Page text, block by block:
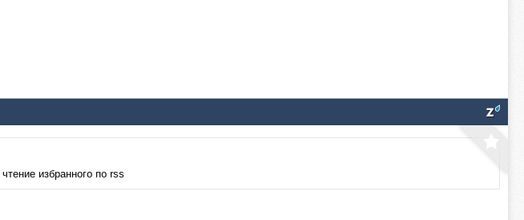
чтение избранного по rss